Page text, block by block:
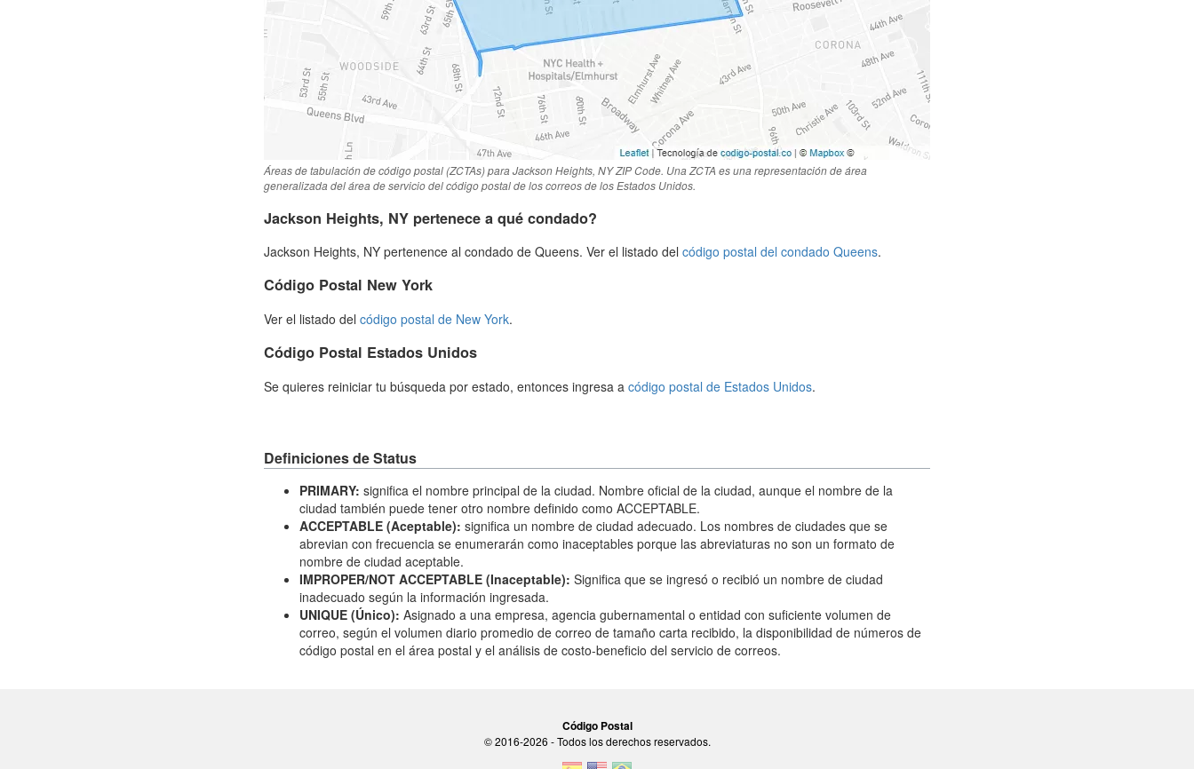
Áreas de tabulación de código postal (ZCTAs) para Jackson Heights, NY ZIP Code. Una ZCTA es una representación de área
generalizada del área de servicio del código postal de los correos de los Estados Unidos.
Jackson Heights, NY pertenece a qué condado?
Jackson Heights, NY pertenence al condado de Queens. Ver el listado del código postal del condado Queens.
Código Postal New York
Ver el listado del código postal de New York.
Código Postal Estados Unidos
Se quieres reiniciar tu búsqueda por estado, entonces ingresa a código postal de Estados Unidos.
Definiciones de Status
PRIMARY: significa el nombre principal de la ciudad. Nombre oficial de la ciudad, aunque el nombre de la
ciudad también puede tener otro nombre definido como ACCEPTABLE.
ACCEPTABLE (Aceptable): significa un nombre de ciudad adecuado. Los nombres de ciudades que se
abrevian con frecuencia se enumerarán como inaceptables porque las abreviaturas no son un formato de
nombre de ciudad aceptable.
IMPROPER/NOT ACCEPTABLE (Inaceptable): Significa que se ingresó o recibió un nombre de ciudad
inadecuado según la información ingresada.
UNIQUE (Único): Asignado a una empresa, agencia gubernamental o entidad con suficiente volumen de
correo, según el volumen diario promedio de correo de tamaño carta recibido, la disponibilidad de números de
código postal en el área postal y el análisis de costo-beneficio del servicio de correos.
Código Postal
© 2016-2026 - Todos los derechos reservados.